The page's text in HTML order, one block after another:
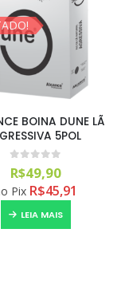
BOINA DUNE LÃ
5POL
0 out of 5
R$49,90
Pix R$45,91
LEIA MAIS